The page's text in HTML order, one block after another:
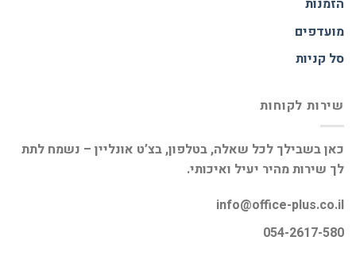
הזמנות
מועדפים
סל קניות
שירות לקוחות
כאן בשבילך לכל שאלה, בטלפון, בצ’ט אונליין – נשמח לתת
לך שירות מהיר יעיל ואיכותי.
info@office-plus.co.il
054-2617-580